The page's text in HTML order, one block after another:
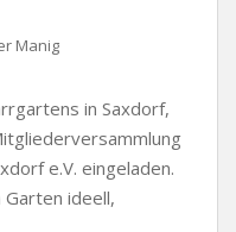
Manig
in Saxdorf,
e.V. eingeladen.
ideell,